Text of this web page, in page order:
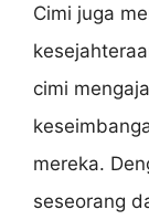
Cimi juga
cimi
mereka.
seseorang